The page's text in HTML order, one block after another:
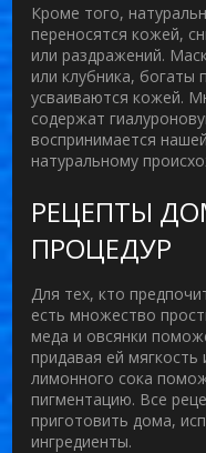
Кроме того,
переносятся кожей,
или раздражений.
или клубника, богаты
усваиваются кожей.
содержат
воспринимается
натуральному
РЕЦЕПТЫ
ПРОЦЕДУР
Для тех, кто
есть множество
меда и овсянки
придавая ей мягкость
лимонного сока
пигментацию. Все
приготовить дома,
ингредиенты.